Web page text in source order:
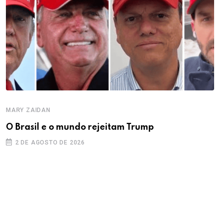
MARY ZAIDAN
O Brasil e o mundo rejeitam Trump
2 DE AGOSTO DE 2026